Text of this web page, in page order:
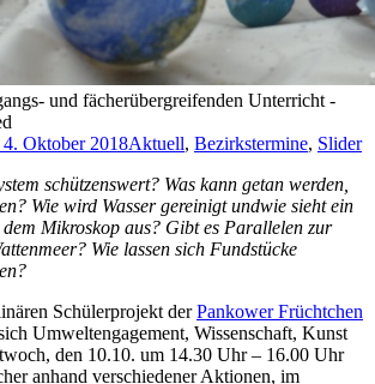
und fächerübergreifenden Unterricht -
4. Oktober 2018Aktuell, Bezirkstermine, Slider
schützenswert? Was kann getan werden,
Wie wird Wasser gereinigt undwie sieht ein
dem Mikroskop aus? Gibt es Parallelen zur
Wie lassen sich Fundstücke
Schülerprojekt derPankower Früchtchen
Umweltengagement, Wissenschaft, Kunst
den 10.10. um 14.30 Uhr – 16.00 Uhr
anhand verschiedener Aktionen, im